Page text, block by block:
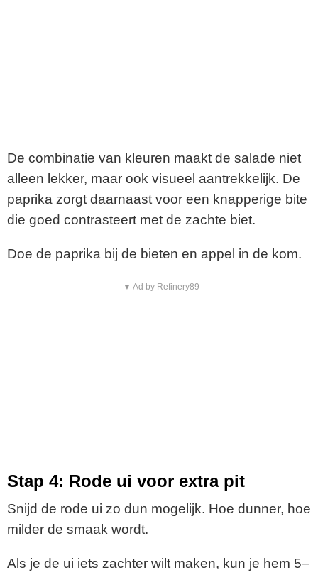
De combinatie van kleuren maakt de salade niet
alleen lekker, maar ook visueel aantrekkelijk. De
paprika zorgt daarnaast voor een knapperige bite
die goed contrasteert met de zachte biet.
Doe de paprika bij de bieten en appel in de kom.
▼ Ad by Refinery89
Stap 4: Rode ui voor extra pit
Snijd de rode ui zo dun mogelijk. Hoe dunner, hoe
milder de smaak wordt.
Als je de ui iets zachter wilt maken, kun je hem 5–